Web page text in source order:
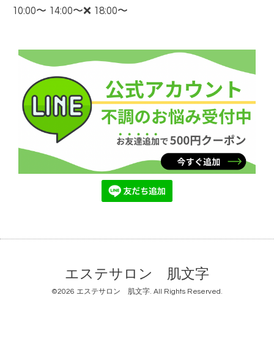
10:00〜 14:00〜❌ 18:00〜
エステサロン 肌文字
©2026 エステサロン 肌文字. All Rights Reserved.